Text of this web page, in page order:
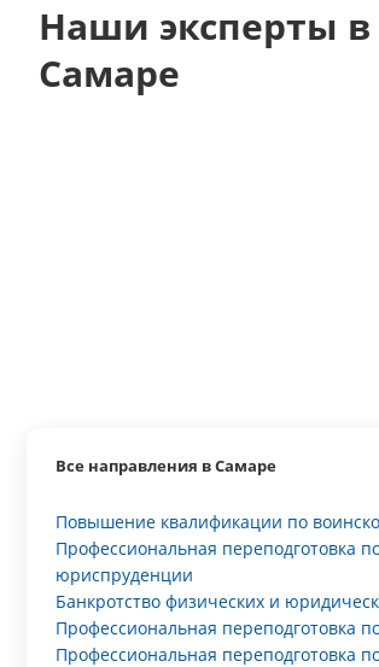
Наши эксперты в
Самаре
Все направления в Самаре
Повышение квалификации по
Профессиональная переподготовка
юриспруденции
Банкротство физических и
Профессиональная переподготовка
Профессиональная переподготовка